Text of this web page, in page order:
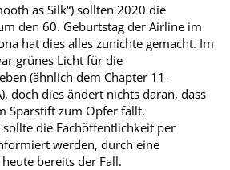
as Silk“) sollten 2020 die
den 60. Geburtstag der Airline im
hat dies alles zunichte gemacht. Im
grünes Licht für die
(ähnlich dem Chapter 11-
doch dies ändert nichts daran, dass
Sparstift zum Opfer fällt.
die Fachöffentlichkeit per
werden, durch eine
bereits der Fall.